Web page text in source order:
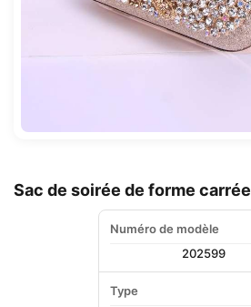
Sac de soirée de forme carrée
Numéro de modèle
202599
Type